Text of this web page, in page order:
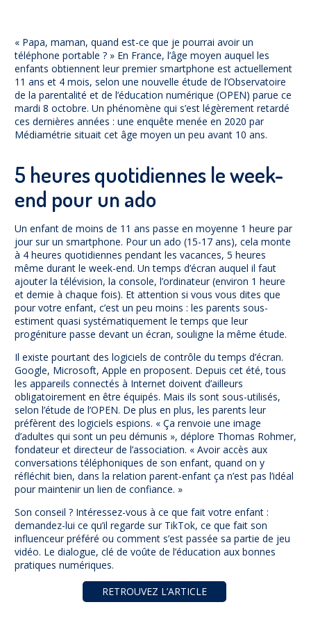
« Papa, maman, quand est-ce que je pourrai avoir un
téléphone portable ? » En France, l’âge moyen auquel les
enfants obtiennent leur premier smartphone est actuellement
11 ans et 4 mois, selon une nouvelle étude de l’Observatoire
de la parentalité et de l’éducation numérique (OPEN) parue ce
mardi 8 octobre. Un phénomène qui s’est légèrement retardé
ces dernières années : une enquête menée en 2020 par
Médiamétrie situait cet âge moyen un peu avant 10 ans.
5 heures quotidiennes le week-
end pour un ado
Un enfant de moins de 11 ans passe en moyenne 1 heure par
jour sur un smartphone. Pour un ado (15-17 ans), cela monte
à 4 heures quotidiennes pendant les vacances, 5 heures
même durant le week-end. Un temps d’écran auquel il faut
ajouter la télévision, la console, l’ordinateur (environ 1 heure
et demie à chaque fois). Et attention si vous vous dites que
pour votre enfant, c’est un peu moins : les parents sous-
estiment quasi systématiquement le temps que leur
progéniture passe devant un écran, souligne la même étude.
Il existe pourtant des logiciels de contrôle du temps d’écran.
Google, Microsoft, Apple en proposent. Depuis cet été, tous
les appareils connectés à Internet doivent d’ailleurs
obligatoirement en être équipés. Mais ils sont sous-utilisés,
selon l’étude de l’OPEN. De plus en plus, les parents leur
préfèrent des logiciels espions. « Ça renvoie une image
d’adultes qui sont un peu démunis », déplore Thomas Rohmer,
fondateur et directeur de l’association. « Avoir accès aux
conversations téléphoniques de son enfant, quand on y
réfléchit bien, dans la relation parent-enfant ça n’est pas l’idéal
pour maintenir un lien de confiance. »
Son conseil ? Intéressez-vous à ce que fait votre enfant :
demandez-lui ce qu’il regarde sur TikTok, ce que fait son
influenceur préféré ou comment s’est passée sa partie de jeu
vidéo. Le dialogue, clé de voûte de l’éducation aux bonnes
pratiques numériques.
RETROUVEZ L’ARTICLE